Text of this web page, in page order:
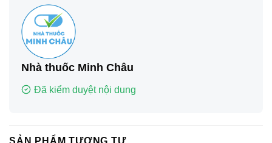
Nhà thuốc Minh Châu
Đã kiểm duyệt nội dung
SẢN PHẨM TƯƠNG TỰ